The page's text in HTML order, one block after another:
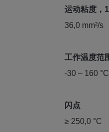
运动粘度，
36,0 mm²/s
工作温度范
-30 – 160 °C
闪点
≥ 250,0 °C